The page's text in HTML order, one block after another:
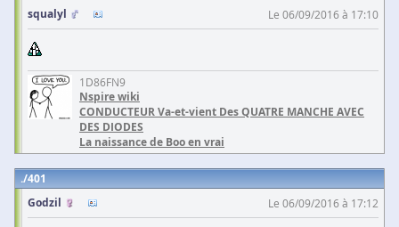
squalyl
Le 06/09/2016 à 17:10
1D86FN9
Nspire wiki
CONDUCTEUR Va-et-vient Des QUATRE MANCHE AVEC
DES DIODES
La naissance de Boo en vrai
401
Godzil
Le 06/09/2016 à 17:12